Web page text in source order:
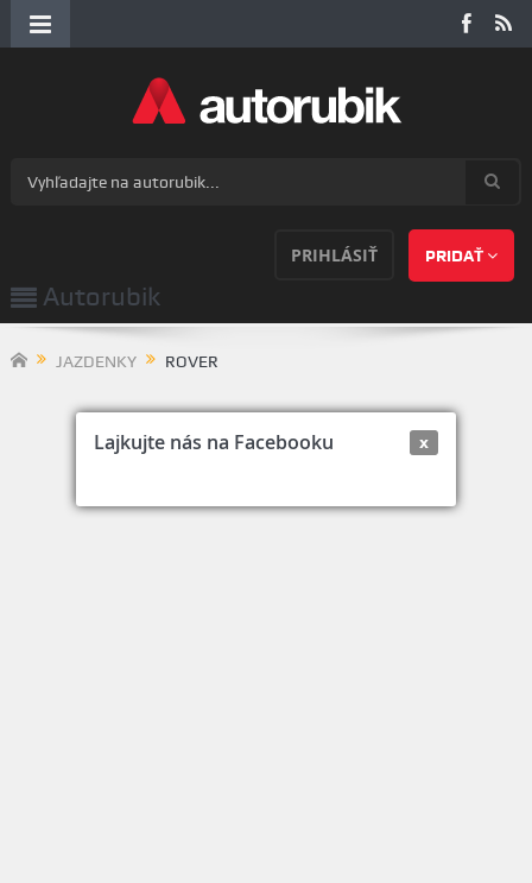
Lajkujte nás na Facebooku x
PRIHLÁSIŤ PRIDAŤ
Autorubik
JAZDENKY ROVER